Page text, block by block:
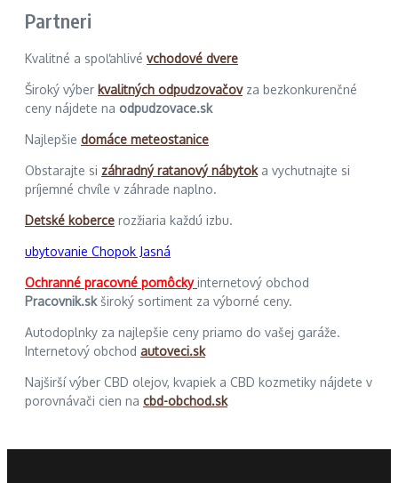
Partneri
Kvalitné a spoľahlivé vchodové dvere
Široký výber kvalitných odpudzovačovza bezkonkurenčné
ceny nájdete na odpudzovace.sk
Najlepšie domáce meteostanice
Obstarajte si záhradný ratanový nábytoka vychutnajte si
príjemné chvíle v záhrade naplno.
Detské koberce rozžiaria každú izbu.
ubytovanie Chopok Jasná
Ochranné pracovné pomôckyinternetový obchod
Pracovnik.skširoký sortiment za výborné ceny.
Autodoplnky za najlepšie ceny priamo do vašej garáže.
Internetový obchod autoveci.sk
Najširší výber CBD olejov, kvapiek a CBD kozmetiky nájdete v
porovnávači cien na cbd-obchod.sk